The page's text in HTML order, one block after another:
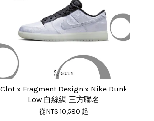
Clot x Fragment Design x Nike Dunk
Low 白絲綢 三方聯名
從NT$ 10,580 起